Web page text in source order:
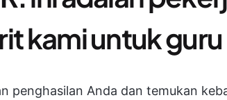
kami untuk guru
penghasilan Anda dan temukan